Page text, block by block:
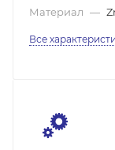
Материал —
Все